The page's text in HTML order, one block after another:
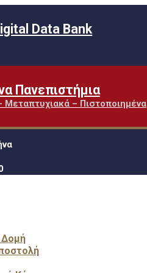
Data Bank
Πανεπιστήμια
Μεταπτυχιακά – Πιστοποιημένα
Δομή